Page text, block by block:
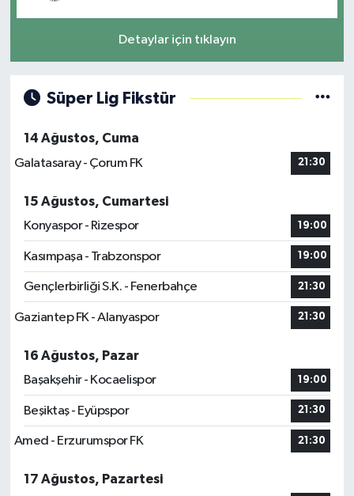
Detaylar için tıklayın
Süper Lig Fikstür
14 Ağustos, Cuma
Galatasaray - Çorum FK
21:30
15 Ağustos, Cumartesi
Konyaspor - Rizespor
19:00
Kasımpaşa - Trabzonspor 19:00
Gençlerbirliği S.K. - Fenerbahçe 21:30
Gaziantep FK - Alanyaspor 21:30
16 Ağustos, Pazar
Başakşehir - Kocaelispor
19:00
Beşiktaş - Eyüpspor 21:30
Amed - Erzurumspor FK 21:30
17 Ağustos, Pazartesi